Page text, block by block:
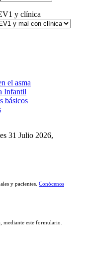
y clínica
el asma
Infantil
básicos
31 Julio 2026,
y pacientes. Conócenos
mediante este formulario.